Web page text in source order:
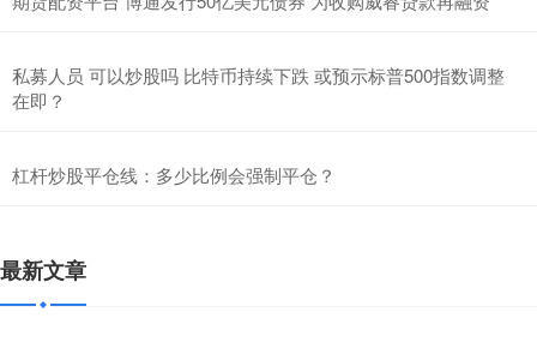
私募人员 可以炒股吗 比特币持续下跌 或预示标普500指数调整
在即？
杠杆炒股平仓线：多少比例会强制平仓？
最新文章